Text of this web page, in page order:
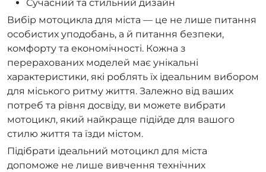
Сучасний та стильний дизайн
Вибір мотоцикла для міста — це не лише питання
особистих уподобань, а й питання безпеки,
комфорту та економічності. Кожна з
перерахованих моделей має унікальні
характеристики, які роблять їх ідеальним вибором
для міського ритму життя. Залежно від ваших
потреб та рівня досвіду, ви можете вибрати
мотоцикл, який найкраще підійде для вашого
стилю життя та їзди містом.
Підібрати ідеальний мотоцикл для міста
допоможе не лише вивчення технічних